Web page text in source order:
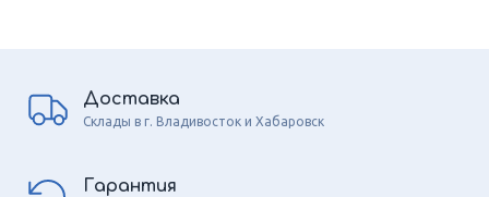
Доставка
Склады в г. Владивосток и Хабаровск
Гарантия